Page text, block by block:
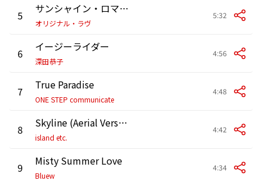
5 サンシャイン・ロマンス
オリジナル・ラヴ
5:32
6 イージーライダー
深田恭子
4:56
7 True Paradise
ONE STEP communicate
4:48
8 Skyline (Aerial Version)
island etc.
4:42
9 Misty Summer Love
Bluew
4:34